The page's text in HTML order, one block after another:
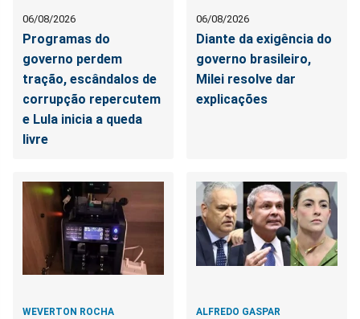
06/08/2026
Programas do
governo perdem
tração, escândalos de
corrupção repercutem
e Lula inicia a queda
livre
06/08/2026
Diante da exigência do
governo brasileiro,
Milei resolve dar
explicações
WEVERTON ROCHA ALFREDO GASPAR